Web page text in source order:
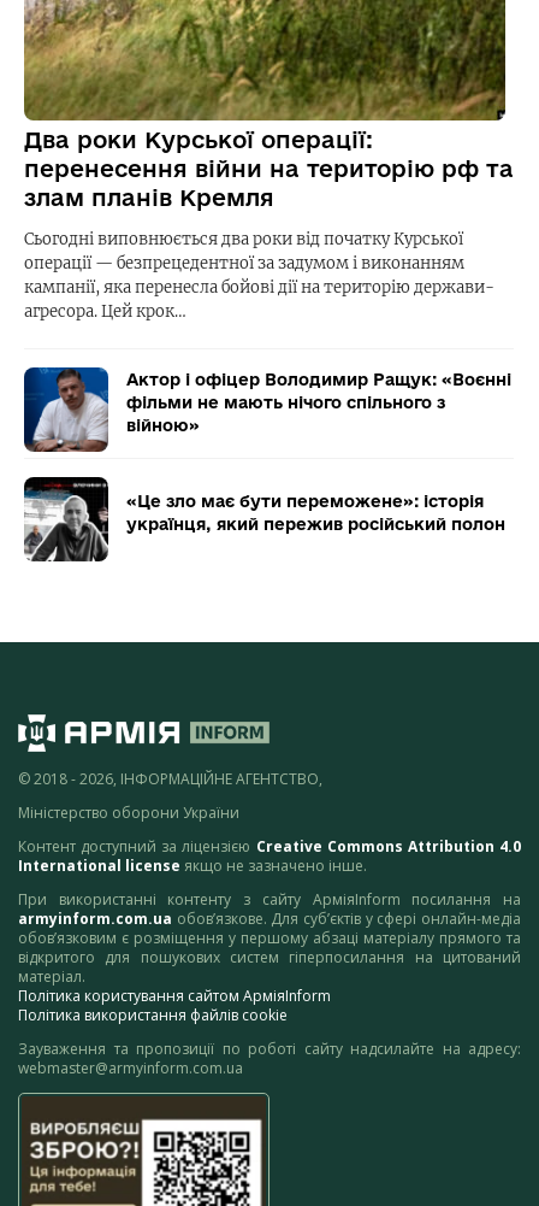
Два роки Курської операції:
перенесення війни на територію рф та
злам планів Кремля
Сьогодні виповнюється два роки від початку Курської
операції — безпрецедентної за задумом і виконанням
кампанії, яка перенесла бойові дії на територію держави-
агресора. Цей крок…
Актор і офіцер Володимир Ращук: «Воєнні
фільми не мають нічого спільного з
війною»
«Це зло має бути переможене»: історія
українця, який пережив російський полон
© 2018 - 2026, ІНФОРМАЦІЙНЕ АГЕНТСТВО,
Міністерство оборони України
Контент доступний за ліцензією Creative Commons Attribution 4.0
International license якщо не зазначено інше.
При використанні контенту з сайту АрміяInform посилання на
armyinform.com.ua обов’язкове. Для суб’єктів у сфері онлайн-медіа
обов’язковим є розміщення у першому абзаці матеріалу прямого та
відкритого для пошукових систем гіперпосилання на цитований
матеріал.
Політика користування сайтом АрміяInform
Політика використання файлів cookie
Зауваження та пропозиції по роботі сайту надсилайте на адресу:
webmaster@armyinform.com.ua